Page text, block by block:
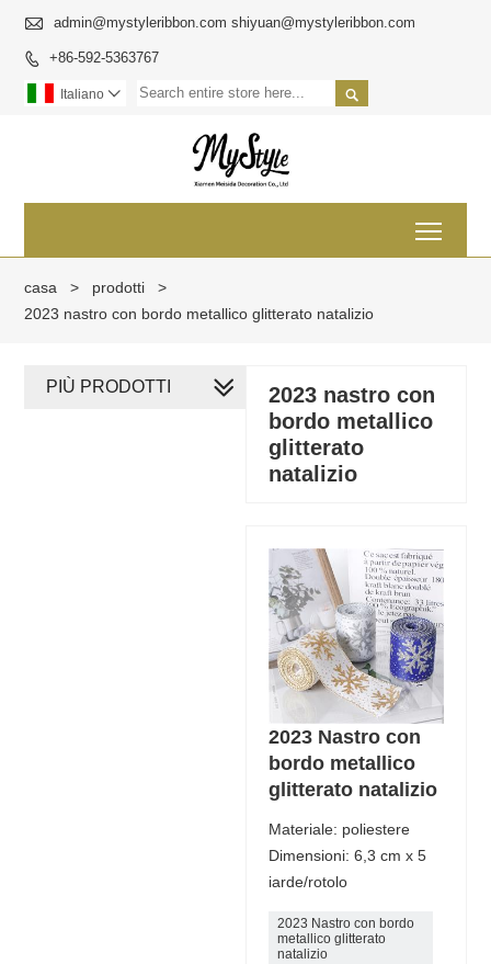
 admin@mystyleribbon.com shiyuan@mystyleribbon.com
 +86-592-5363767

Italiano 
casa > prodotti
>
2023 nastro con bordo metallico glitterato natalizio
2023 nastro con
bordo metallico
glitterato
natalizio
2023 Nastro con
bordo metallico
glitterato natalizio
Materiale: poliestere
Dimensioni: 6,3 cm x 5
iarde/rotolo
2023 Nastro con bordo
metallico glitterato
natalizio
PIÙ PRODOTTI